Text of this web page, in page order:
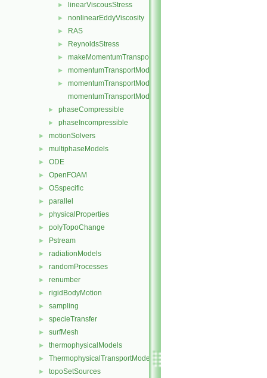
► linearViscousStress
► nonlinearEddyViscosity
► RAS
► ReynoldsStress
► makeMomentumTransportModel.H
► momentumTransportModel.C
►
momentumTransportModel.H
momentumTransportModelTemplates.C
► phaseCompressible
► phaseIncompressible
► motionSolvers
► multiphaseModels
► ODE
► OpenFOAM
► OSspecific
► parallel
► physicalProperties
► polyTopoChange
► Pstream
► radiationModels
► randomProcesses
► renumber
► rigidBodyMotion
► sampling
► specieTransfer
► surfMesh
► thermophysicalModels
► ThermophysicalTransportModels
► topoSetSources